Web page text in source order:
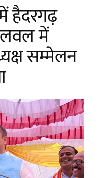
हैदरगढ़
में
सम्मेलन